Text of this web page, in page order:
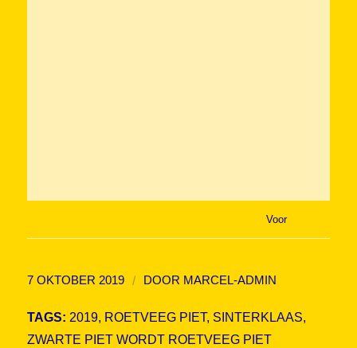
Voor
7 OKTOBER 2019 / DOOR MARCEL-ADMIN
TAGS: 2019, ROETVEEG PIET, SINTERKLAAS,
ZWARTE PIET WORDT ROETVEEG PIET